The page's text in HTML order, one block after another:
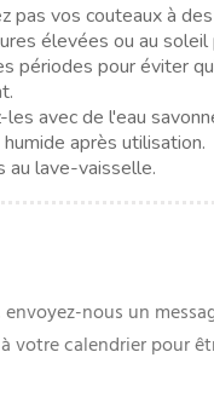
pas vos couteaux à des
élevées ou au soleil
périodes pour éviter
avec de l'eau
humide après utilisation.
au lave-vaisselle.
nous un
votre calendrier pour